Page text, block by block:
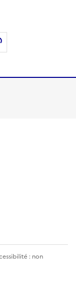
par email
: non